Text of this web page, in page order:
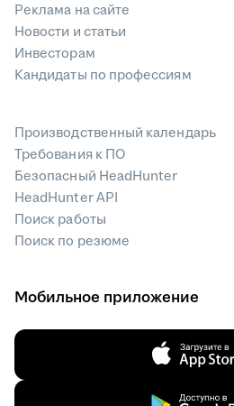
Реклама на сайте
Новости и статьи
Инвесторам
Кандидаты по профессиям
Производственный календарь
Требования к ПО
Безопасный HeadHunter
HeadHunter API
Поиск работы
Поиск по резюме
Мобильное приложение